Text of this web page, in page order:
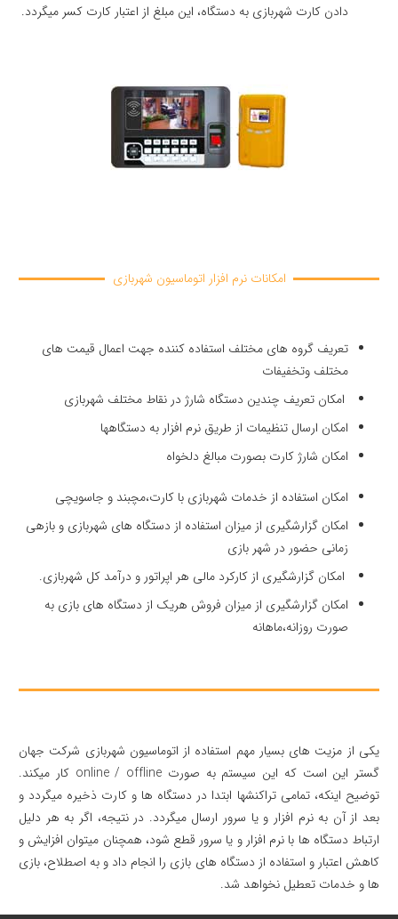
دادن کارت شهربازی به دستگاه، این مبلغ از اعتبار کارت کسر میگردد.
امکانات نرم افزار اتوماسیون شهربازی
تعریف گروه های مختلف استفاده کننده جهت اعمال قیمت های
مختلف وتخفیفات
امکان تعریف چندین دستگاه شارژ در نقاط مختلف شهربازی
امکان ارسال تنظیمات از طریق نرم افزار به دستگاهها
امکان شارژ کارت بصورت مبالغ دلخواه
امکان استفاده از خدمات شهربازی با کارت،مچبند و جاسویچی
امکان گزارشگیری از میزان استفاده از دستگاه های شهربازی و بازهی
زمانی حضور در شهر بازی
امکان گزارشگیری از کارکرد مالی هر اپراتور و درآمد کل شهربازی.
امکان گزارشگیری از میزان فروش هریک از دستگاه های بازی به
صورت روزانه،ماهانه
یکی از مزیت های بسیار مهم استفاده از اتوماسیون شهربازی شرکت جهان
گستر این است که این سیستم به صورت online / offline کار میکند.
توضیح اینکه، تمامی تراکنشها ابتدا در دستگاه ها و کارت ذخیره میگردد و
بعد از آن به نرم افزار و یا سرور ارسال میگردد. در نتیجه، اگر به هر دلیل
ارتباط دستگاه ها با نرم افزار و یا سرور قطع شود، همچنان میتوان افزایش و
کاهش اعتبار و استفاده از دستگاه های بازی را انجام داد و به اصطلاح، بازی
ها و خدمات تعطیل نخواهد شد.